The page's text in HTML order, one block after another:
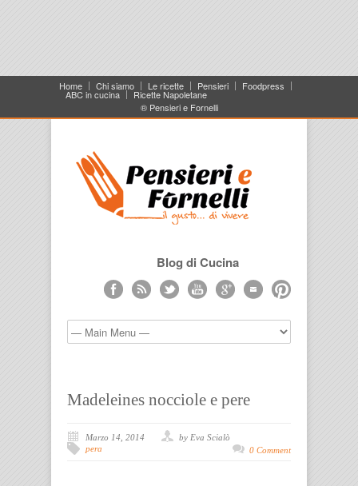
Home Chi siamo Le ricette Pensieri Foodpress
ABC in cucina
Ricette Napoletane
® Pensieri e Fornelli
Blog di Cucina
Madeleines nocciole e pere
Marzo 14, 2014
by Eva Scialò
pera
0 Comment